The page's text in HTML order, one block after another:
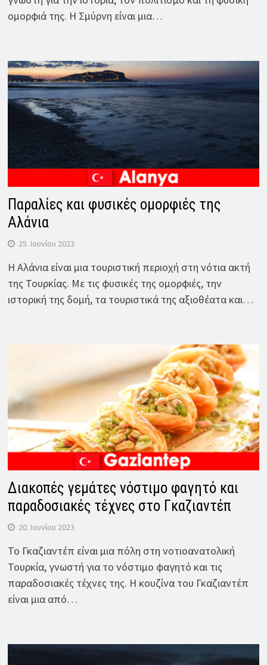
ομορφιά της. Η Σμύρνη είναι μια…
Παραλίες και φυσικές ομορφιές της
Αλάνια
25. Ιουνίου 2023
Η Αλάνια είναι μια τουριστική περιοχή στη νότια ακτή
της Τουρκίας. Με τις φυσικές της ομορφιές, την
ιστορική της δομή, τα τουριστικά της αξιοθέατα και…
Διακοπές γεμάτες νόστιμο φαγητό και
παραδοσιακές τέχνες στο Γκαζιαντέπ
20. Ιουνίου 2023
Το Γκαζιαντέπ είναι μια πόλη στη νοτιοανατολική
Τουρκία, γνωστή για το νόστιμο φαγητό και τις
παραδοσιακές τέχνες της. Η κουζίνα του Γκαζιαντέπ
είναι μια από…